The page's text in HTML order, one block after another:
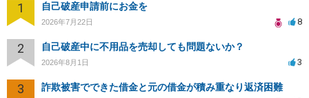
1 自己破産申請前にお金を
2026年7月22日 8
2 自己破産中に不用品を売却しても問題ないか？
2026年8月1日 3
3 詐欺被害でできた借金と元の借金が積み重なり返済困難